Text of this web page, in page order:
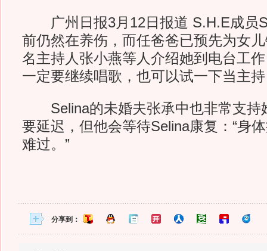
广州日报3月12日报道 S.H.E成员
前仍然在养伤，而任爸爸已预先为女
名主持人张小燕等人介绍她到电台工
一定要继续唱歌，也可以试一下当主
Selina的未婚夫张承中也非常支持
要延迟，但他会等待Selina康复：“身
难过。”
分享到：